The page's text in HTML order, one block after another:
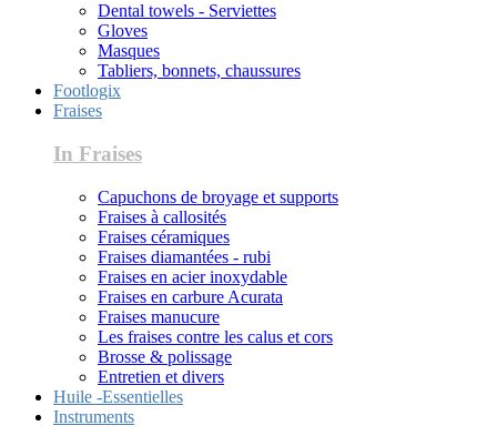
Dental towels - Serviettes
Gloves
Masques
Tabliers, bonnets, chaussures
Footlogix
Fraises
In Fraises
Capuchons de broyage et supports
Fraises à callosités
Fraises céramiques
Fraises diamantées - rubi
Fraises en acier inoxydable
Fraises en carbure Acurata
Fraises manucure
Les fraises contre les calus et cors
Brosse & polissage
Entretien et divers
Huile -Essentielles
Instruments